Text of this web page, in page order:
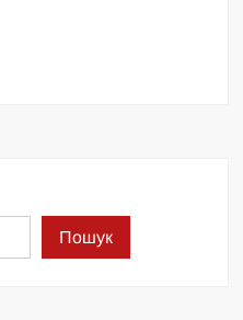
Пошук